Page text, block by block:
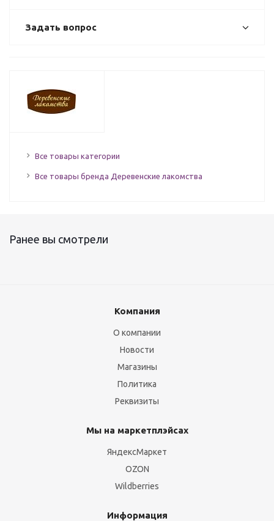
Задать вопрос
Все товары категории
Все товары бренда Деревенские лакомства
Ранее вы смотрели
Компания
О компании
Новости
Магазины
Политика
Реквизиты
Мы на маркетплэйсах
ЯндексМаркет
OZON
Wildberries
Информация